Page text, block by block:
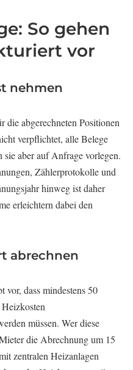
So gehen
vor
nehmen
die abgerechneten Positionen
verpflichtet, alle Belege
sie aber auf Anfrage vorlegen.
Zählerprotokolle und
hinweg ist daher
erleichtern dabei den
abrechnen
vor, dass mindestens 50
müssen. Wer diese
die Abrechnung um 15
zentralen Heizanlagen